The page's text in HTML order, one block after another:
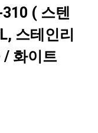
( 스텐
스테인리
화이트